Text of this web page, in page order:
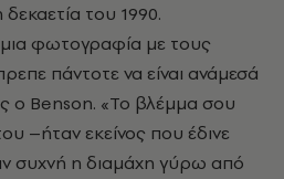
του 1990.
φωτογραφία με τους
πάντοτε να είναι ανάμεσά
ο Benson. «Το βλέμμα σου
–ήταν εκείνος που έδινε
συχνή η διαμάχη γύρω από